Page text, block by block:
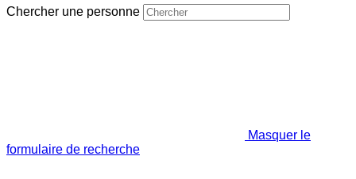
Chercher une personne
Masquer le
formulaire de recherche